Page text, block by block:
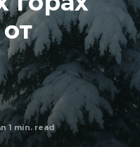
1 min. read